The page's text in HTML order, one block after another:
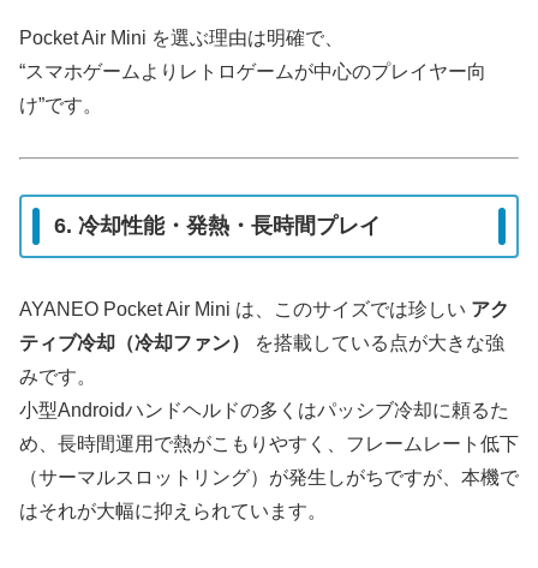
Pocket Air Mini を選ぶ理由は明確で、
“スマホゲームよりレトロゲームが中心のプレイヤー向
け”です。
6. 冷却性能・発熱・長時間プレイ
AYANEO Pocket Air Mini は、このサイズでは珍しい アク
ティブ冷却（冷却ファン）
を搭載している点が大きな強
みです。
小型Androidハンドヘルドの多くはパッシブ冷却に頼るた
め、長時間運用で熱がこもりやすく、フレームレート低下
（サーマルスロットリング）が発生しがちですが、本機で
はそれが大幅に抑えられています。